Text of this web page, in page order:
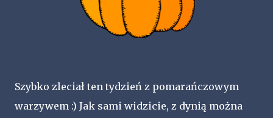
Szybko zleciał ten tydzień z pomarańczowym
warzywem :) Jak sami widzicie, z dynią można